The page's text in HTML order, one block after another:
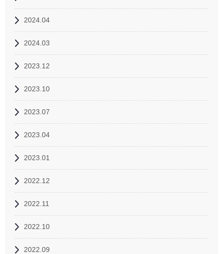
2024.04
2024.03
2023.12
2023.10
2023.07
2023.04
2023.01
2022.12
2022.11
2022.10
2022.09